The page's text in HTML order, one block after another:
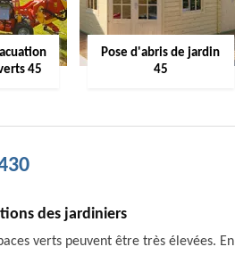
45
Pose d'abris de jardin
45
des jardiniers
verts peuvent être très élevées. En